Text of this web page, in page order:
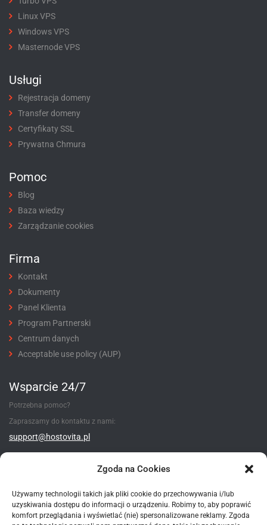
Zgoda na Cookies
Używamy technologii takich jak pliki cookie do przechowywania i/lub
uzyskiwania dostępu do informacji o urządzeniu. Robimy to, aby poprawić
komfort przeglądania i wyświetlać (nie) spersonalizowane reklamy. Zgoda
Linux VPS
Windows VPS
Masternode VPS
Usługi
Rejestracja domeny
Transfer domeny
Certyfikaty SSL
Prywatna Chmura
Pomoc
Blog
Baza wiedzy
Zarządzanie cookies
Firma
Kontakt
Dokumenty
Panel Klienta
Program Partnerski
Centrum danych
Acceptable use policy (AUP)
Wsparcie 24/7
Potrzebna pomoc?
Zapraszamy do kontaktu z nami:
support@hostovita.pl
Metody płatności